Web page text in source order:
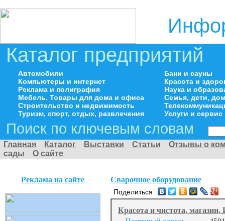
Каталог предприятий
Автомобили
Компьютеры и интернет
Реклама и полиграфия
Мебель. Товары для дома и офиса
Строительство и недвижимость
Туризм, спорт, отдых, развлечения
Бани и сауны
Красота и
Наука и
Семья, дети,
Услуги и сервис
Поиск по ключевым словам
Главная Каталог Выставки Статьи
Отзывы о
сады
О сайте
Реклама на сайте Сварочное оборудование
Поделиться
Красота и чистота,